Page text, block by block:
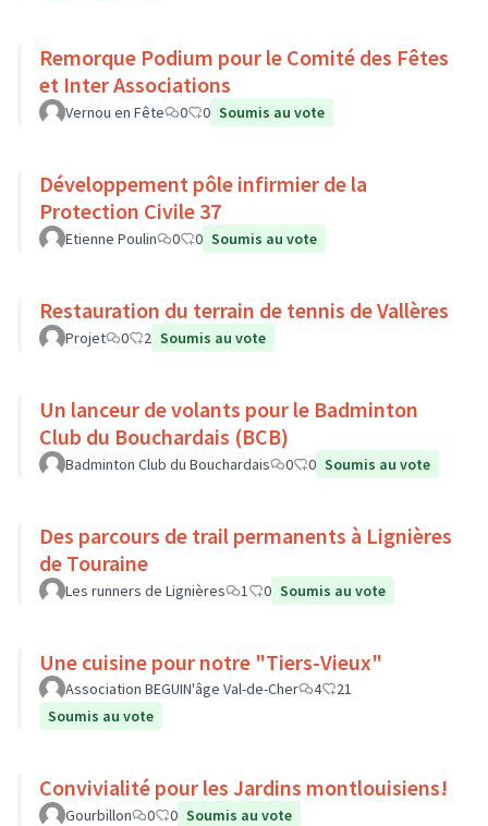
Remorque Podium pour le Comité des Fêtes
et Inter Associations
Vernou en Fête 0 0 Soumis au vote
Développement pôle infirmier de la
Protection Civile 37
Etienne Poulin 0 0 Soumis au vote
Restauration du terrain de tennis de Vallères
Projet 0 2 Soumis au vote
Un lanceur de volants pour le Badminton
Club du Bouchardais (BCB)
Badminton Club du Bouchardais 0 0 Soumis au vote
Des parcours de trail permanents à Lignières
de Touraine
Les runners de Lignières 1 0 Soumis au vote
Une cuisine pour notre "Tiers-Vieux"
Association BEGUIN'âge Val-de-Cher 4
21
Soumis au vote
Convivialité pour les Jardins montlouisiens!
Gourbillon 0 0 Soumis au vote